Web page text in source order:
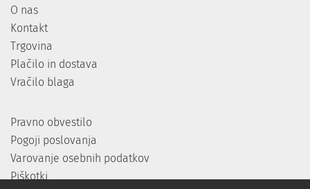
O nas
Kontakt
Trgovina
Plačilo in dostava
Vračilo blaga
Pravno obvestilo
Pogoji poslovanja
Varovanje osebnih podatkov
Piškotki